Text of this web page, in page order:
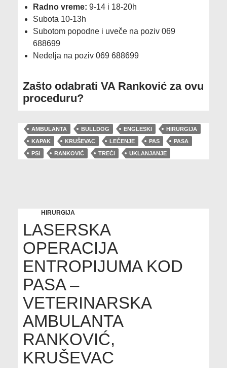
Radno vreme: 9-14 i 18-20h
Subota 10-13h
Subotom popodne i uveče na poziv 069
688699
Nedelja na poziv 069 688699
​Zašto odabrati VA Ranković za ovu
proceduru?
AMBULANTA BULLDOG ENGLESKI
HIRURGIJA
KAPAK
KRUŠEVAC LEČENJE PAS
PASA
PSI
RANKOVIĆ TREĆI UKLANJANJE
HIRURGIJA
LASERSKA
OPERACIJA
ENTROPIJUMA KOD
PASA –
VETERINARSKA
AMBULANTA
RANKOVIĆ,
KRUŠEVAC